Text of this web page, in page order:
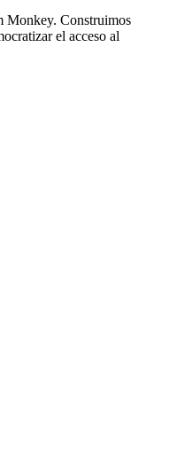
Monkey. Construimos
el acceso al